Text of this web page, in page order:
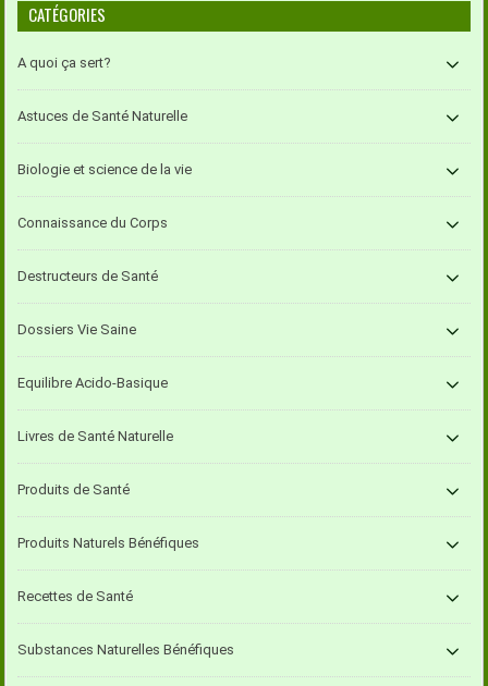
CATÉGORIES
A quoi ça sert?
Astuces de Santé Naturelle
Biologie et science de la vie
Connaissance du Corps
Destructeurs de Santé
Dossiers Vie Saine
Equilibre Acido-Basique
Livres de Santé Naturelle
Produits de Santé
Produits Naturels Bénéfiques
Recettes de Santé
Substances Naturelles Bénéfiques